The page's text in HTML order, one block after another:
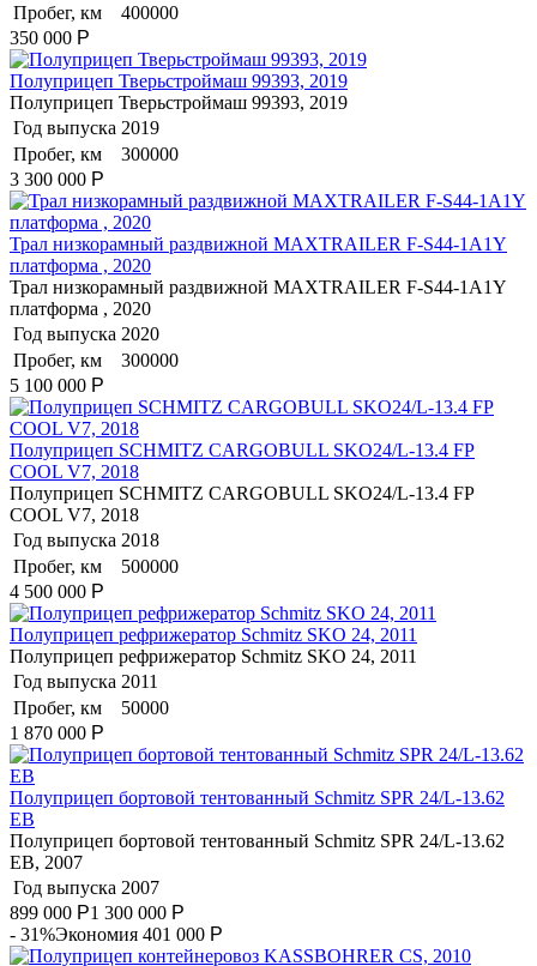
Пробег, км
400000
350 000 Р
Полуприцеп Тверьстроймаш 99393, 2019
Полуприцеп Тверьстроймаш 99393, 2019
Год выпуска 2019
Пробег, км
300000
3 300 000 Р
Трал низкорамный раздвижной MAXTRAILER F-S44-1A1Y
платформа , 2020
Трал низкорамный раздвижной MAXTRAILER F-S44-1A1Y
платформа , 2020
Год выпуска 2020
Пробег, км
300000
5 100 000 Р
Полуприцеп SCHMITZ CARGOBULL SKO24/L-13.4 FP
COOL V7, 2018
Полуприцеп SCHMITZ CARGOBULL SKO24/L-13.4 FP
COOL V7, 2018
Год выпуска 2018
Пробег, км
500000
4 500 000 Р
Полуприцеп рефрижератор Schmitz SKO 24, 2011
Полуприцеп рефрижератор Schmitz SKO 24, 2011
Год выпуска 2011
Пробег, км
50000
1 870 000 Р
Полуприцеп бортовой тентованный Schmitz SPR 24/L-13.62
EB
Полуприцеп бортовой тентованный Schmitz SPR 24/L-13.62
EB, 2007
Год выпуска 2007
899 000 Р1 300 000 Р
- 31%Экономия 401 000 Р